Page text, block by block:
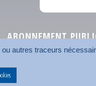
ABONNEMENT
du site
autres traceurs